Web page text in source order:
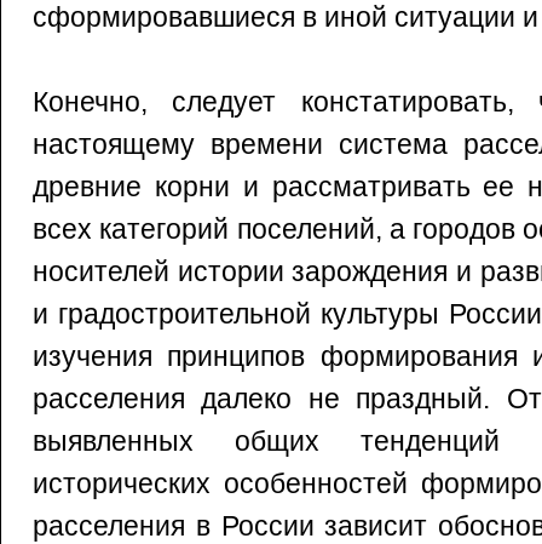
сформировавшиеся в иной ситуации
Конечно, следует
настоящему времени система
древние корни и рассматривать ее
всех категорий поселений, а городов
носителей истории зарождения и
и градостроительной культуры
изучения принципов формирования
расселения далеко не праздный.
выявленных общих тенденций
исторических особенностей
расселения в России зависит